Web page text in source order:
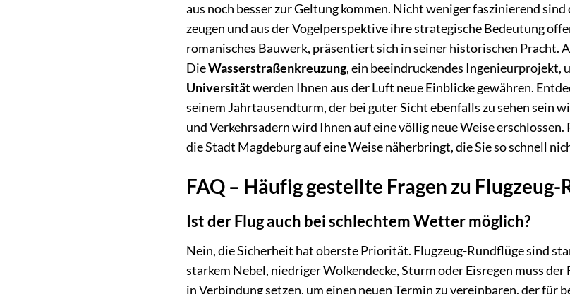
aus noch besser zur Geltung kommen. Nicht weniger faszinierend sind
zeugen und aus der Vogelperspektive ihre strategische Bedeutung
romanisches Bauwerk, präsentiert sich in seiner historischen Pracht.
DieWasserstraßenkreuzung, ein beeindruckendes Ingenieurprojekt,
Universitätwerden Ihnen aus der Luft neue Einblicke gewähren.
seinem Jahrtausendturm, der bei guter Sicht ebenfalls zu sehen
und Verkehrsadern wird Ihnen auf eine völlig neue Weise
die Stadt Magdeburg auf eine Weise näherbringt, die Sie so schnell
FAQ – Häufig gestellte Fragen zu
Ist der Flug auch bei schlechtem Wetter möglich?
Nein, die Sicherheit hat oberste Priorität. Flugzeug-Rundflüge sind
starkem Nebel, niedriger Wolkendecke, Sturm oder Eisregen muss
in Verbindung setzen, um einen neuen Termin zu vereinbaren, der für